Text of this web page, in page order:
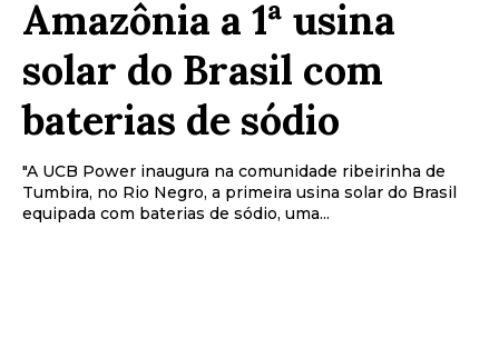
Amazônia a 1ª usina
solar do Brasil com
baterias de sódio
"A UCB Power inaugura na comunidade ribeirinha de
Tumbira, no Rio Negro, a primeira usina solar do Brasil
equipada com baterias de sódio, uma...